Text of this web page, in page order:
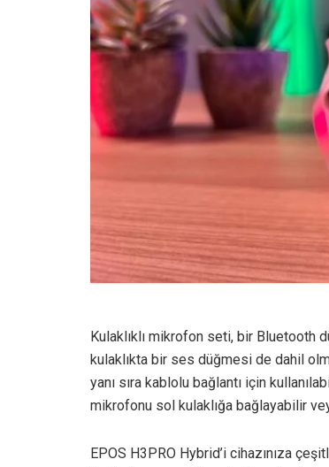
Kulaklıklı mikrofon seti, bir Bluetooth
kulaklıkta bir ses düğmesi de dahil
yanı sıra kablolu bağlantı için
mikrofonu sol kulaklığa bağlayabilir
EPOS H3PRO Hybrid’i cihazınıza